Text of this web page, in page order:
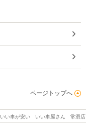
ページトップへ
いい車が安い いい車屋さん 常滑店